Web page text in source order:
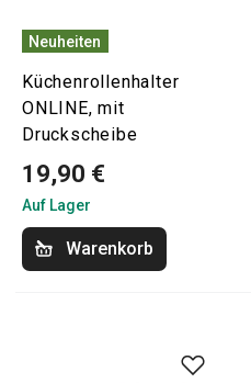
Neuheiten
Küchenrollenhalter
ONLINE, mit
Druckscheibe
19,90 €
Auf Lager
Warenkorb